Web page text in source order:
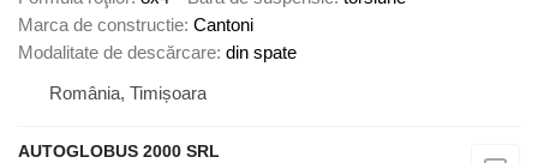
Marca de constructie Cantoni
Modalitate de descărcare din spate
România, Timișoara
AUTOGLOBUS 2000 SRL